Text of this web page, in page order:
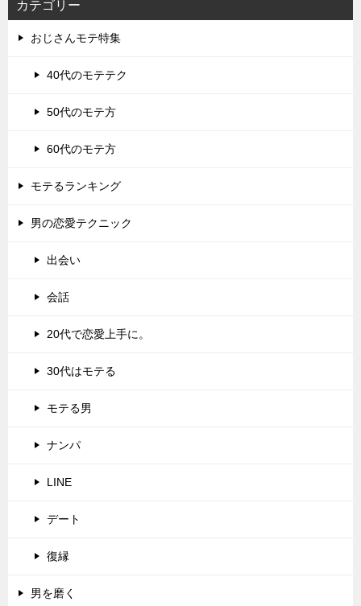
カテゴリー
おじさんモテ特集
40代のモテテク
50代のモテ方
60代のモテ方
モテるランキング
男の恋愛テクニック
出会い
会話
20代で恋愛上手に。
30代はモテる
モテる男
ナンパ
LINE
デート
復縁
男を磨く